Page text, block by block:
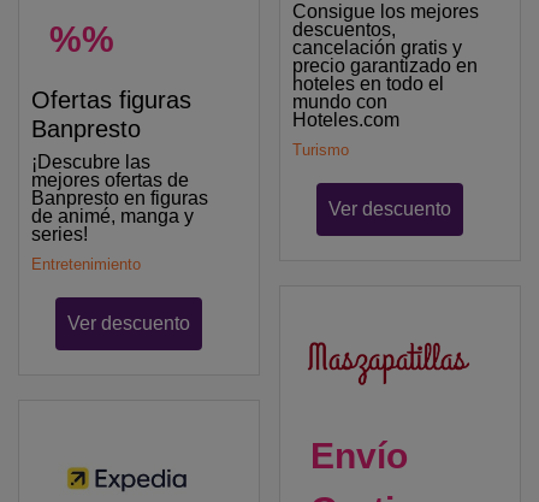
%%
Ofertas figuras
Banpresto
¡Descubre las
mejores ofertas de
Banpresto en figuras
de animé, manga y
series!
Entretenimiento
Ver descuento
Consigue los mejores
descuentos,
cancelación gratis y
precio garantizado en
hoteles en todo el
mundo con
Hoteles.com
Turismo
Ver descuento
Envío